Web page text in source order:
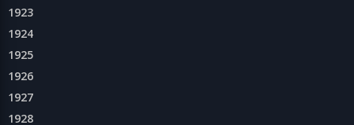
1923
1924
1925
1926
1927
1928